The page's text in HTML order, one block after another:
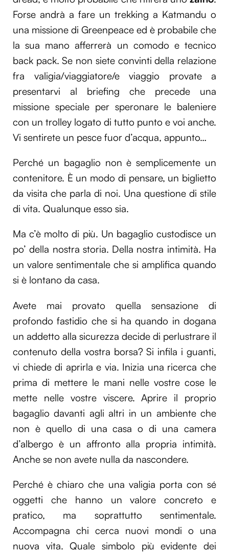
Forse andrà a fare un trekking a Katmandu o
una missione di Greenpeace ed è probabile che
la sua mano afferrerà un comodo e tecnico
back pack. Se non siete convinti della relazione
fra valigia/viaggiatore/e viaggio provate a
presentarvi al briefing che precede una
missione speciale per speronare le baleniere
con un trolley logato di tutto punto e voi anche.
Vi sentirete un pesce fuor d’acqua, appunto…
Perché un bagaglio non è semplicemente un
contenitore. È un modo di pensare, un biglietto
da visita che parla di noi. Una questione di stile
di vita. Qualunque esso sia.
Ma c’è molto di più. Un bagaglio custodisce un
po’ della nostra storia. Della nostra intimità. Ha
un valore sentimentale che si amplifica quando
si è lontano da casa.
Avete mai provato quella sensazione di
profondo fastidio che si ha quando in dogana
un addetto alla sicurezza decide di perlustrare il
contenuto della vostra borsa? Si infila i guanti,
vi chiede di aprirla e via. Inizia una ricerca che
prima di mettere le mani nelle vostre cose le
mette nelle vostre viscere. Aprire il proprio
bagaglio davanti agli altri in un ambiente che
non è quello di una casa o di una camera
d’albergo è un affronto alla propria intimità.
Anche se non avete nulla da nascondere.
Perché è chiaro che una valigia porta con sé
oggetti che hanno un valore concreto e
pratico, ma soprattutto sentimentale.
Accompagna chi cerca nuovi mondi o una
nuova vita. Quale simbolo più evidente dei